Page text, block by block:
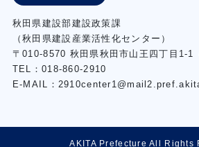
秋⽥県建設部建設政策課
（秋⽥県建設産業活性化センター）
〒010-8570 秋田県秋田市⼭王四丁⽬1-1
TEL：018-860-2910
E-MAIL：
AKITA Prefecture All Rights